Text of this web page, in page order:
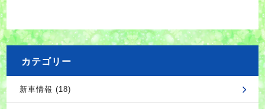
カテゴリー
新車情報 (18)